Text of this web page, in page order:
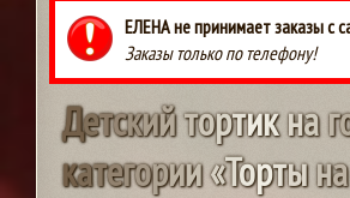
ЕЛЕНА не принимает заказы с
Заказы только по телефону!
Детскийтортикнаг
категории«Тортына